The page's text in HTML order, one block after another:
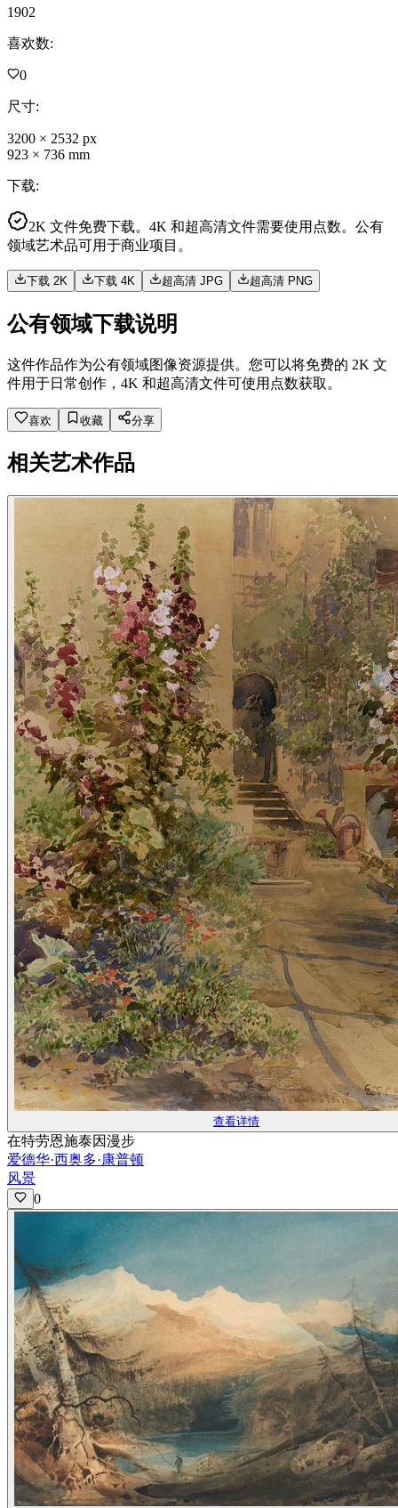
1902
喜欢数:
0
尺寸:
3200 × 2532 px
923 × 736 mm
下载:
2K 文件免费下载。4K 和超高清文件需要使用点数。公有
领域艺术品可用于商业项目。
下载 2K 下载 4K 超高清 JPG 超高清 PNG
公有领域下载说明
这件作品作为公有领域图像资源提供。您可以将免费的 2K 文
件用于日常创作，4K 和超高清文件可使用点数获取。
喜欢 收藏 分享
相关艺术作品
查看详情
在特劳恩施泰因漫步
爱德华·西奥多·康普顿
风景
0